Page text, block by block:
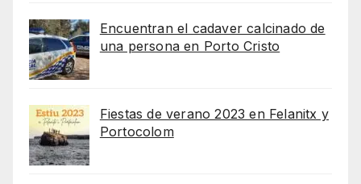
Encuentran el cadaver calcinado de
una persona en Porto Cristo
Fiestas de verano 2023 en Felanitx y
Portocolom